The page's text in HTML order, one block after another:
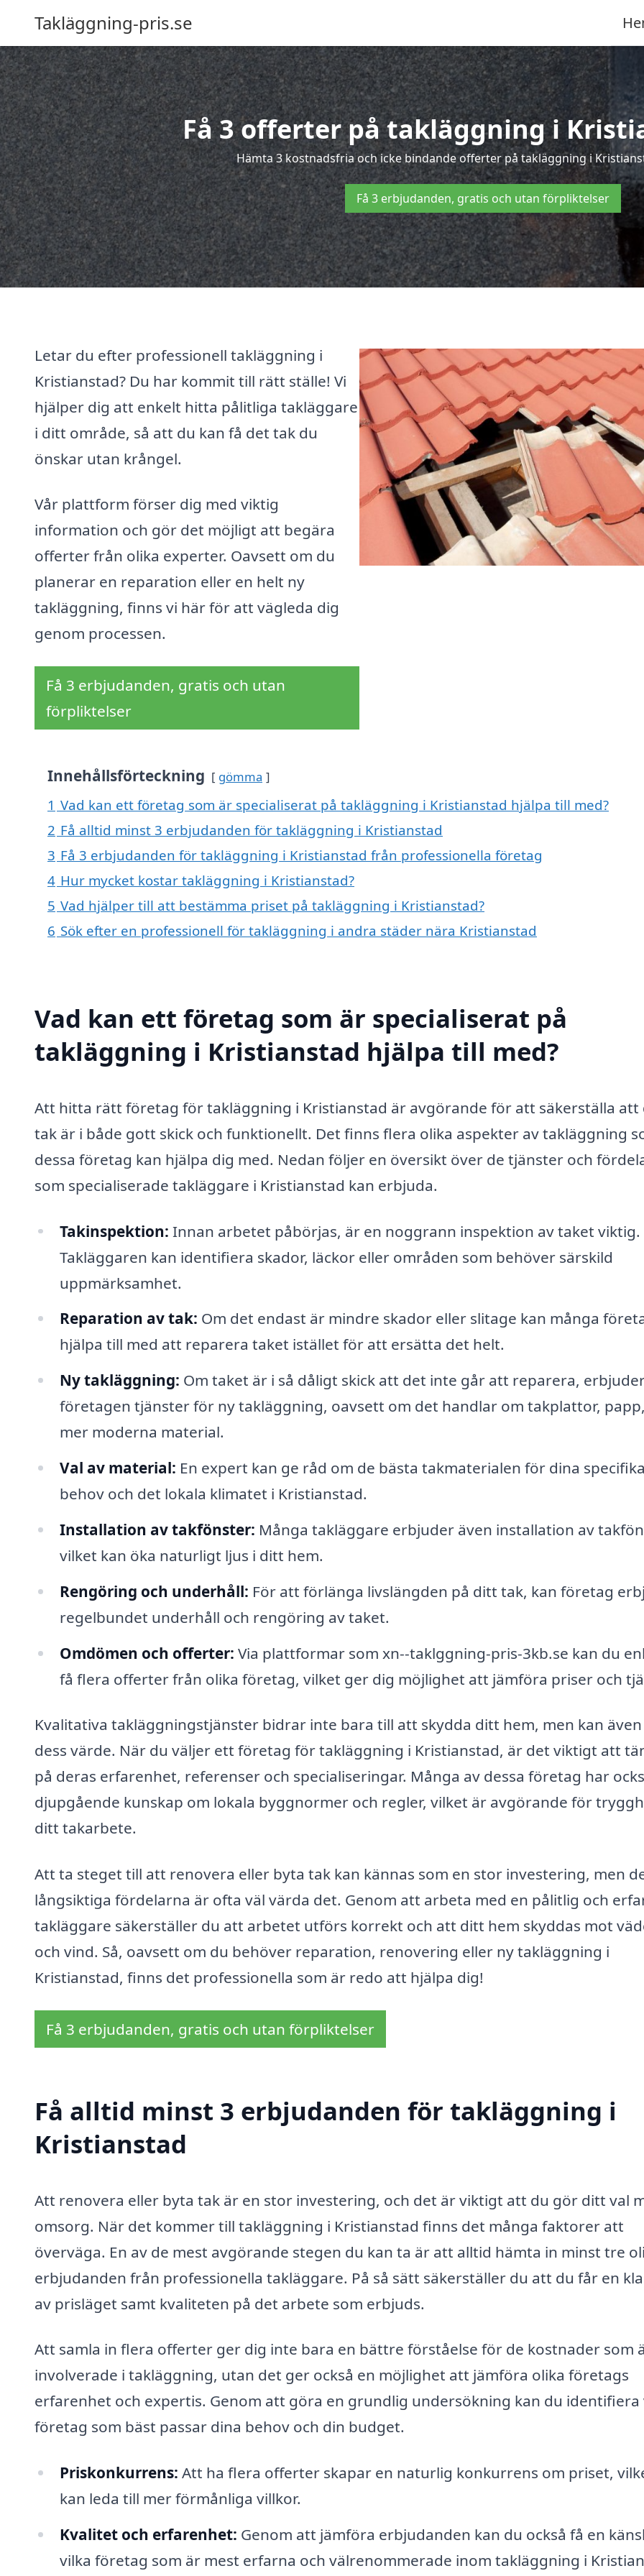
Takläggning-pris.se
Få 3 offerter på takläggning i
Hämta 3 kostnadsfria och icke bindande offerter på takläggning i
Få 3 erbjudanden, gratis och utan förpliktelser
Letar du efter professionell takläggning i
Kristianstad? Du har kommit till rätt ställe! Vi
hjälper dig att enkelt hitta pålitliga takläggare
i ditt område, så att du kan få det tak du
önskar utan krångel.
Vår plattform förser dig med viktig
information och gör det möjligt att begära
offerter från olika experter. Oavsett om du
planerar en reparation eller en helt ny
takläggning, finns vi här för att vägleda dig
genom processen.
Få 3 erbjudanden, gratis och utan
förpliktelser
Innehållsförteckning gömma
1 Vad kan ett företag som är specialiserat på takläggning i Kristianstad hjälpa till med?
2 Få alltid minst 3 erbjudanden för takläggning i Kristianstad
3 Få 3 erbjudanden för takläggning i Kristianstad från professionella företag
4 Hur mycket kostar takläggning i Kristianstad?
5 Vad hjälper till att bestämma priset på takläggning i Kristianstad?
6 Sök efter en professionell för takläggning i andra städer nära Kristianstad
Vad kan ett företag som är specialiserat på
takläggning i Kristianstad hjälpa till med?
Att hitta rätt företag för takläggning i Kristianstad är avgörande för att säkerställa att
tak är i både gott skick och funktionellt. Det finns flera olika aspekter av takläggning
dessa företag kan hjälpa dig med. Nedan följer en översikt över de tjänster och
som specialiserade takläggare i Kristianstad kan erbjuda.
Takinspektion: Innan arbetet påbörjas, är en noggrann inspektion av taket viktig.
Takläggaren kan identifiera skador, läckor eller områden som behöver särskild
uppmärksamhet.
Reparation av tak: Om det endast är mindre skador eller slitage kan många
hjälpa till med att reparera taket istället för att ersätta det helt.
Ny takläggning: Om taket är i så dåligt skick att det inte går att reparera,
företagen tjänster för ny takläggning, oavsett om det handlar om takplattor,
mer moderna material.
Val av material: En expert kan ge råd om de bästa takmaterialen för dina specifika
behov och det lokala klimatet i Kristianstad.
Installation av takfönster: Många takläggare erbjuder även installation av
vilket kan öka naturligt ljus i ditt hem.
Rengöring och underhåll: För att förlänga livslängden på ditt tak, kan företag
regelbundet underhåll och rengöring av taket.
Omdömen och offerter: Via plattformar som xn--taklggning-pris-3kb.se kan du
få flera offerter från olika företag, vilket ger dig möjlighet att jämföra priser och
Kvalitativa takläggningstjänster bidrar inte bara till att skydda ditt hem, men kan även
dess värde. När du väljer ett företag för takläggning i Kristianstad, är det viktigt att
på deras erfarenhet, referenser och specialiseringar. Många av dessa företag har
djupgående kunskap om lokala byggnormer och regler, vilket är avgörande för
ditt takarbete.
Att ta steget till att renovera eller byta tak kan kännas som en stor investering, men
långsiktiga fördelarna är ofta väl värda det. Genom att arbeta med en pålitlig och
takläggare säkerställer du att arbetet utförs korrekt och att ditt hem skyddas mot
och vind. Så, oavsett om du behöver reparation, renovering eller ny takläggning i
Kristianstad, finns det professionella som är redo att hjälpa dig!
Få 3 erbjudanden, gratis och utan förpliktelser
Få alltid minst 3 erbjudanden för takläggning i
Kristianstad
Att renovera eller byta tak är en stor investering, och det är viktigt att du gör ditt val
omsorg. När det kommer till takläggning i Kristianstad finns det många faktorer att
överväga. En av de mest avgörande stegen du kan ta är att alltid hämta in minst tre
erbjudanden från professionella takläggare. På så sätt säkerställer du att du får en
av prisläget samt kvaliteten på det arbete som erbjuds.
Att samla in flera offerter ger dig inte bara en bättre förståelse för de kostnader som
involverade i takläggning, utan det ger också en möjlighet att jämföra olika företags
erfarenhet och expertis. Genom att göra en grundlig undersökning kan du identifiera
företag som bäst passar dina behov och din budget.
Priskonkurrens: Att ha flera offerter skapar en naturlig konkurrens om priset,
kan leda till mer förmånliga villkor.
Kvalitet och erfarenhet: Genom att jämföra erbjudanden kan du också få en
vilka företag som är mest erfarna och välrenommerade inom takläggning i